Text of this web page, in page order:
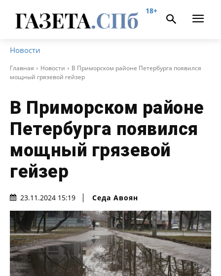
18+
Новости
Главная Новости
В Приморском районе Петербурга появился
мощный грязевой гейзер
В Приморском районе
Петербурга появился
мощный грязевой
гейзер
23.11.2024 15:19 Седа Авоян